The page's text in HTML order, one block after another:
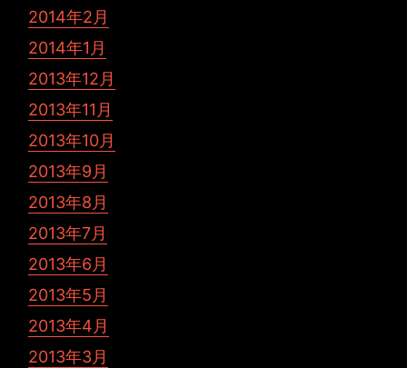
2014年2月
2014年1月
2013年12月
2013年11月
2013年10月
2013年9月
2013年8月
2013年7月
2013年6月
2013年5月
2013年4月
2013年3月